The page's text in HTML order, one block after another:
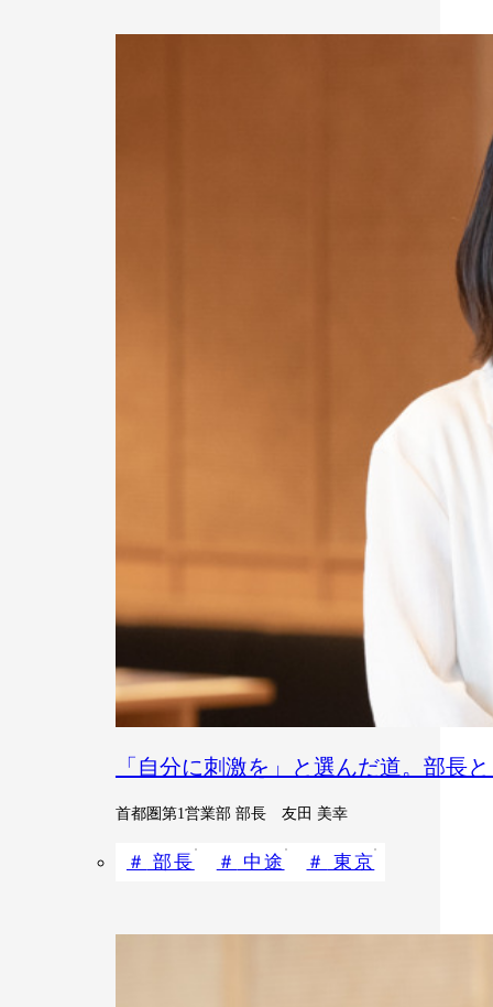
「自分に刺激を」と選んだ道。部長
首都圏第1営業部 部長 友田 美幸
部長 中途 東京